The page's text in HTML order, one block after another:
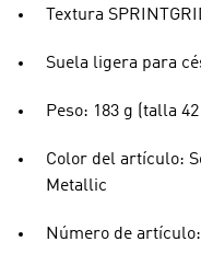
Textura
Suela ligera para
Peso: 183 g (talla 42
Color del artículo:
Metallic
Número de